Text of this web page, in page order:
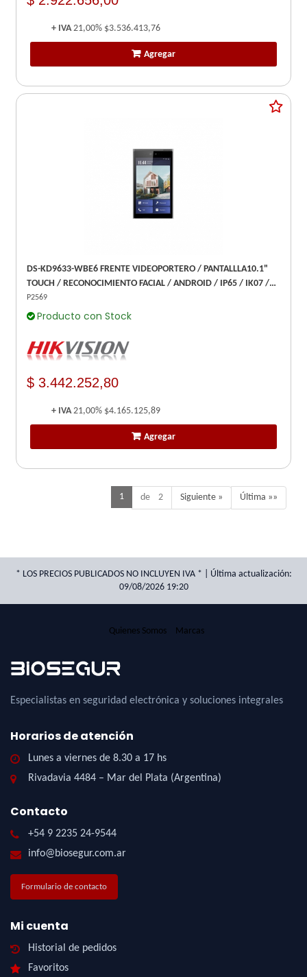
+ IVA21,00% $3.536.413,76
Agregar
DS-KD9633-WBE6 FRENTE VIDEOPORTERO / PANTALLLA10.1"
TOUCH / RECONOCIMIENTO FACIAL / ANDROID / IP65 / IK07 /
SOPORTA MODULO DE BOTONES Y HUELLA (POR
P2569
Producto con Stock
$ 3.442.252,80
+ IVA21,00% $4.165.125,89
Agregar
1 de 2 Siguiente » Última »»
* LOS PRECIOS PUBLICADOS NO INCLUYEN IVA * | Última actualización:
09/08/2026 19:20
Quienes Somos Marcas
Especialistas en seguridad electrónica y soluciones integrales
Horarios de atención
Lunes a viernes de 8.30 a 17 hs
Rivadavia 4484 – Mar del Plata (Argentina)
Contacto
+54 9 2235 24-9544
info@biosegur.com.ar
Formulario de contacto
Mi cuenta
Historial de pedidos
Favoritos